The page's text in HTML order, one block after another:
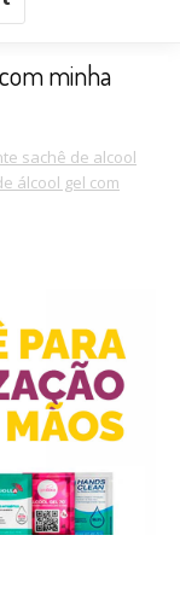
minha
sachê de alcool
álcool gel com